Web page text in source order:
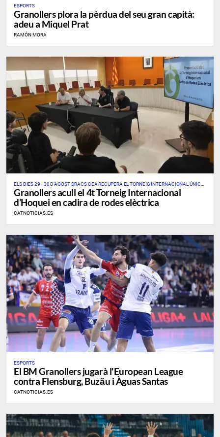
ESPORTS
Granollers plora la pèrdua del seu gran capità:
adeu a Miquel Prat
RAMÓN MORA
ELS DIES 29 I 30 D’AGOST DRACS CEA RECUPERA EL TORNEIG INTERNACIONAL ÚNIC
D’AQUEST ESPORT A CATALUNYA I A L’ESTAT
Granollers acull el 4t Torneig Internacional
d’Hoquei en cadira de rodes elèctrica
CATNOTICIAS.ES
ESPORTS
El BM Granollers jugarà l'European League
contra Flensburg, Buzău i Àguas Santas
CATNOTICIAS.ES